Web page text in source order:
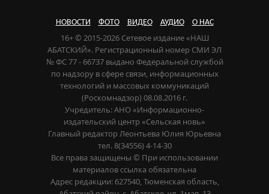
НОВОСТИ ФОТО ВИДЕО АУДИО О НАС
16+ © 2015-2026 Сетевое издание «НАШ
АБАТСКИЙ». Регистрационный номер СМИ ЭЛ
№ ФС 77 - 66737 выдано Федеральной службой
по надзору в сфере связи, информационных
технологий и массовых коммуникаций
(Роскомнадзор) 08.08.2016 г.
Учредитель: АНО «Информационно-
издательский центр «Сельская новь»
Главный редактор Леонтьева Юлия Юрьевна
тел. 8(34556) 4-14-30
Все права защищены © При использовании
материалов ссылка обязательна
Адрес редакции: 627540, Тюменская область,